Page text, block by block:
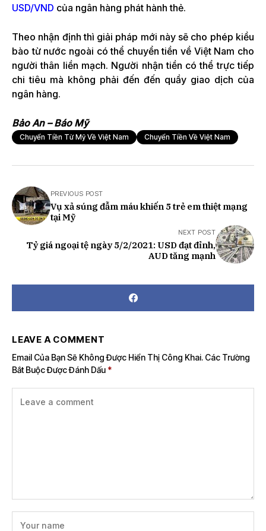
USD/VND của ngân hàng phát hành thẻ.
Theo nhận định thì giải pháp mới này sẽ cho phép kiều
bào từ nước ngoài có thể chuyển tiền về Việt Nam cho
người thân liền mạch. Người nhận tiền có thể trực tiếp
chi tiêu mà không phải đến đến quầy giao dịch của
ngân hàng.
Bảo An – Báo Mỹ
Chuyển Tiền Từ Mỹ Về Việt Nam Chuyển Tiền Về Việt Nam
PREVIOUS POST
Vụ xả súng đẫm máu khiến 5 trẻ em thiệt mạng
tại Mỹ
NEXT POST
Tỷ giá ngoại tệ ngày 5/2/2021: USD đạt đỉnh,
AUD tăng mạnh
LEAVE A COMMENT
Email Của Bạn Sẽ Không Được Hiển Thị Công Khai. Các Trường
Bắt Buộc Được Đánh Dấu *